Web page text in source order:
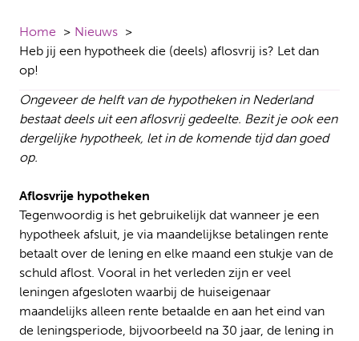
Home
Nieuws
Heb jij een hypotheek die (deels) aflosvrij is? Let dan
op!
Ongeveer de helft van de hypotheken in Nederland
bestaat deels uit een aflosvrij gedeelte. Bezit je ook een
dergelijke hypotheek, let in de komende tijd dan goed
op.
Aflosvrije hypotheken
Tegenwoordig is het gebruikelijk dat wanneer je een
hypotheek afsluit, je via maandelijkse betalingen rente
betaalt over de lening en elke maand een stukje van de
schuld aflost. Vooral in het verleden zijn er veel
leningen afgesloten waarbij de huiseigenaar
maandelijks alleen rente betaalde en aan het eind van
de leningsperiode, bijvoorbeeld na 30 jaar, de lening in